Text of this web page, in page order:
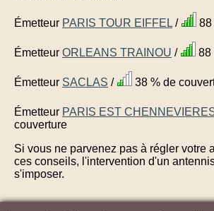
Émetteur PARIS TOUR EIFFEL / 88
Émetteur ORLEANS TRAINOU / 88
Émetteur SACLAS / 38 % de
Émetteur PARIS EST
couverture
Si vous ne parvenez pas à régler votre
ces conseils, l'intervention d'un
s'imposer.